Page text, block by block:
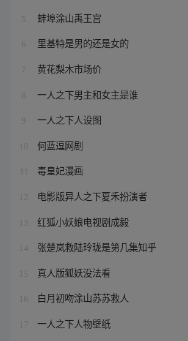
5 蚌埠涂山禹王宫
6 里基特是男的还是女的
7 黄花梨木市场价
8 一人之下男主和女主是谁
9 一人之下人设图
10 何蓝逗网剧
毒皇妃漫画
12 电影版异人之下夏禾扮演者
13 红狐小妖娘电视剧成毅
14 张楚岚救陆玲珑是第几集知乎
15 真人版狐妖没法看
16 白月初吻涂山苏苏救人
17 一人之下人物壁纸